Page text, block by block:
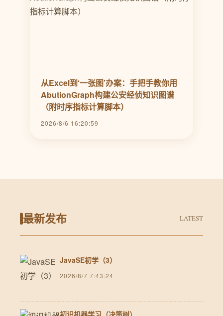
从Excel到‘一张图’办案：手把手教你用
AbutionGraph构建公安经侦知识图谱
（附时序指标计算脚本）
2026/8/6 16:20:59
最新发布 LATEST
JavaSE初学（3）
2026/8/7 7:43:24
初识机器学习（决策树）